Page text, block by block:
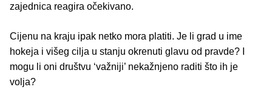
zajednica reagira očekivano.
Cijenu na kraju ipak netko mora platiti. Je li grad u ime
hokeja i višeg cilja u stanju okrenuti glavu od pravde? I
mogu li oni društvu ‘važniji’ nekažnjeno raditi što ih je
volja?